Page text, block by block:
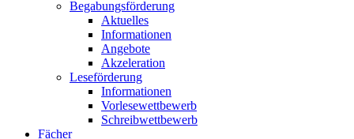
Begabungsförderung
Aktuelles
Informationen
Angebote
Akzeleration
Leseförderung
Informationen
Vorlesewettbewerb
Schreibwettbewerb
Fächer